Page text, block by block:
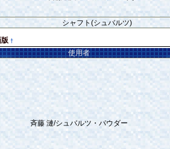
シャフト(シュバルツ)
†
使用者
斉藤 漣/シュバルツ・パウダー